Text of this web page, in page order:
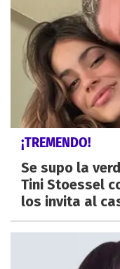
¡TREMENDO!
Se supo la
Tini Stoessel
los invita al